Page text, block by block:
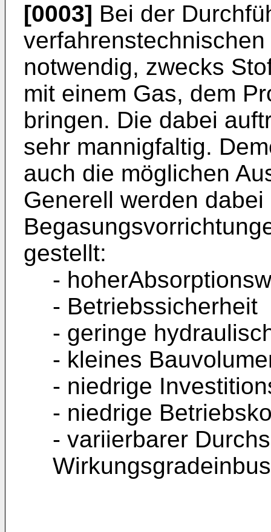
[0003] Bei der
notwendig, zwecks
mit einem Gas, dem
bringen. Die dabei
sehr mannigfaltig.
auch die möglichen
Generell werden dabei
gestellt:
-
- Betriebssicherheit
- geringe
- kleines
- niedrige
- niedrige
- variierbarer